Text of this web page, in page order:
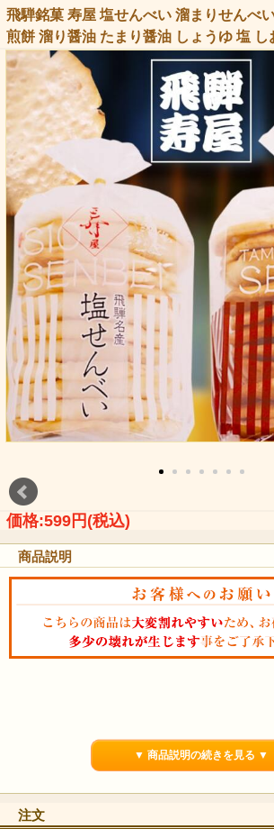
飛騨銘菓 寿屋 塩せんべい 溜まりせんべ
煎餅 溜り醤油 たまり醤油 しょうゆ 塩 し
価格:599円(税込)
商品説明
▼ 商品説明の続きを見る ▼
注文